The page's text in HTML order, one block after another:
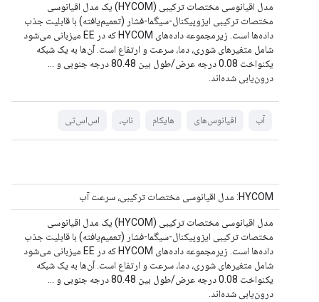
مدل اقیانوسی مختصات ترکیبی (HYCOM) یک مدل اقیانوسی
مختصات ترکیبی ایزوپیکنال-سیگما-فشار (تعمیم‌یافته) با قابلیت جذب
داده‌ها است. زیرمجموعه داده‌های HYCOM که در EE میزبانی می‌شود
شامل متغیرهای شوری، دما، سرعت و ارتفاع است. آن‌ها به یک شبکه
یکنواخت 0.08 درجه عرض/طول بین 80.48 درجه جنوبی و ...
درون‌یابی شده‌اند.
آب اقیانوس‌های هایکام ناپ، اس‌اس‌تی
HYCOM: مدل اقیانوسی مختصات ترکیبی، سرعت آب
مدل اقیانوسی مختصات ترکیبی (HYCOM) یک مدل اقیانوسی
مختصات ترکیبی ایزوپیکنال-سیگما-فشار (تعمیم‌یافته) با قابلیت جذب
داده‌ها است. زیرمجموعه داده‌های HYCOM که در EE میزبانی می‌شود
شامل متغیرهای شوری، دما، سرعت و ارتفاع است. آن‌ها به یک شبکه
یکنواخت 0.08 درجه عرض/طول بین 80.48 درجه جنوبی و ...
درون‌یابی شده‌اند.